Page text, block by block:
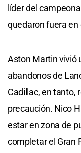
líder del
quedaron fuera
Aston Martin vivió
abandonos de
Cadillac, en tanto,
precaución. Nico
estar en zona de
completar el Gran